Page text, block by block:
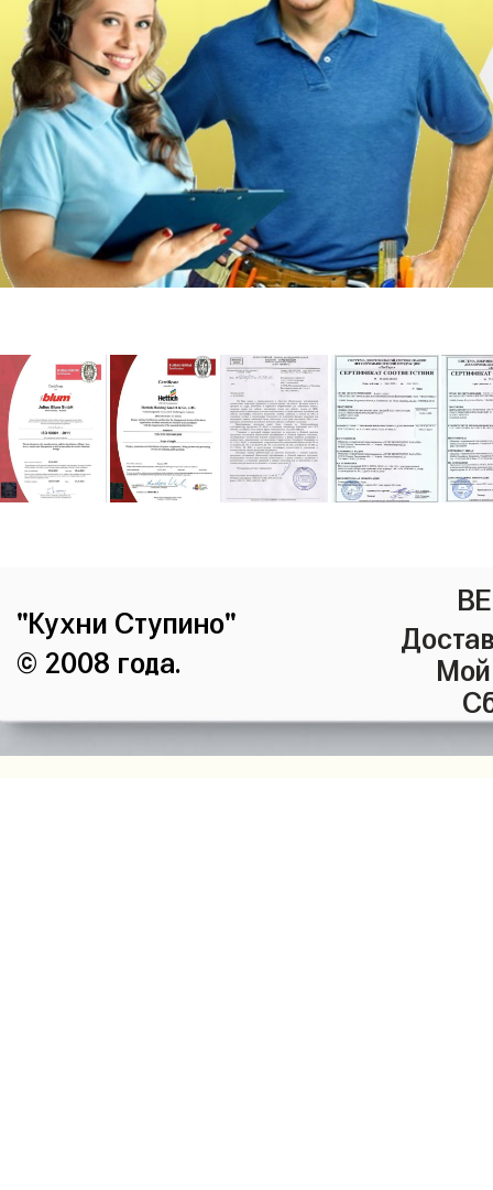
"Кухни Ступино"
© 2008 года.